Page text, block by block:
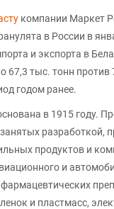
компании Маркет
в России в
и экспорта в
67,3 тыс. тонн против
годом ранее.
в 1915 году.
разработкой,
продуктов и
и
и пластмасс,